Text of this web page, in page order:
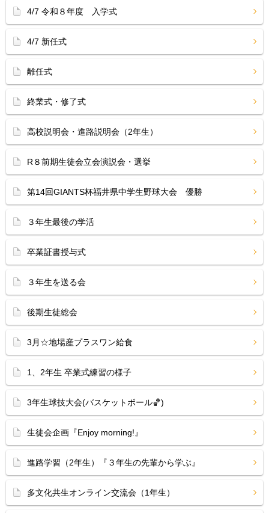
4/7 令和８年度 入学式
4/7 新任式
離任式
終業式・修了式
高校説明会・進路説明会（2年生）
R８前期生徒会立会演説会・選挙
第14回GIANTS杯福井県中学生野球大会 優勝
３年生最後の学活
卒業証書授与式
３年生を送る会
後期生徒総会
3月☆地場産プラスワン給食
1、2年生 卒業式練習の様子
3年生球技大会(バスケットボール🏀)
生徒会企画『Enjoy morning!』
進路学習（2年生）『３年生の先輩から学ぶ』
多文化共生オンライン交流会（1年生）